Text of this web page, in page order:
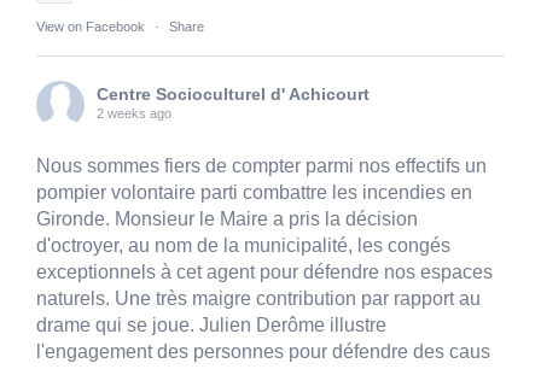
View on Facebook · Share
Centre Socioculturel d' Achicourt
2 weeks ago
Nous sommes fiers de compter parmi nos effectifs un
pompier volontaire parti combattre les incendies en
Gironde. Monsieur le Maire a pris la décision
d'octroyer, au nom de la municipalité, les congés
exceptionnels à cet agent pour défendre nos espaces
naturels. Une très maigre contribution par rapport au
drame qui se joue. Julien Derôme illustre
l'engagement des personnes pour défendre des caus